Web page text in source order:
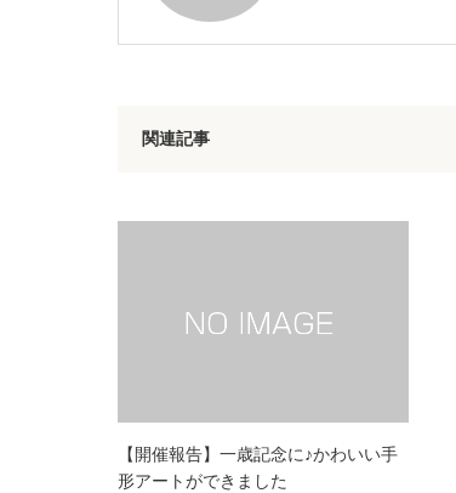
関連記事
【開催報告】一歳記念に♪かわいい手
形アートができました